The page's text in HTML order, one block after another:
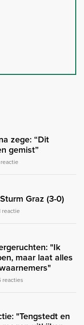
zege: “Dit
gemist”
reactie
Graz (3-0)
reactie
"Ik
maar laat alles
reacties
"Tengstedt en